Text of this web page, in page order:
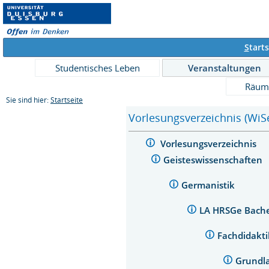
S
Studentisches Leben
Veranstaltungen
Sie sind hier: Startseite
Vorlesungsverzeichnis
Vorlesungsverzeichnis
Geisteswissenschaften
Germanistik
LA HRSGe